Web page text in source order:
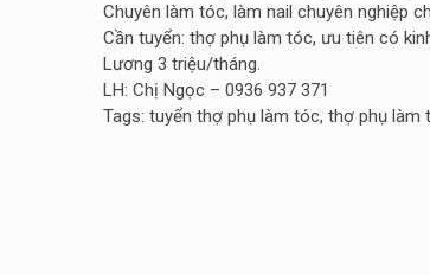
Chuyên làm tóc, làm nail chuyên nghiệp
Cần tuyển: thợ phụ làm tóc, ưu tiên có
Lương 3 triệu/tháng.
LH: Chị Ngọc – 0936 937 371
Tags: tuyển thợ phụ làm tóc, thợ phụ